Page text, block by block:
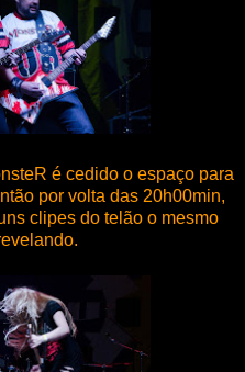
é cedido o espaço para
por volta das 20h00min,
clipes do telão o mesmo